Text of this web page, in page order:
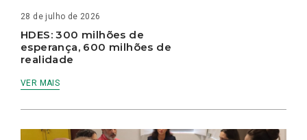
28 de julho de 2026
HDES: 300 milhões de
esperança, 600 milhões de
realidade
VER MAIS